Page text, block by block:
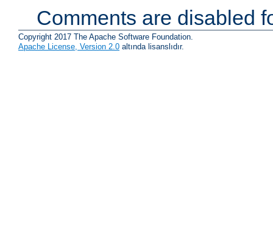
Comments are disabled
Copyright 2017 The Apache Software Foundation.
Apache License, Version 2.0 altında lisanslıdır.